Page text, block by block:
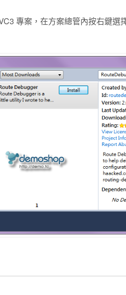
專案，在方案總管內按右鍵